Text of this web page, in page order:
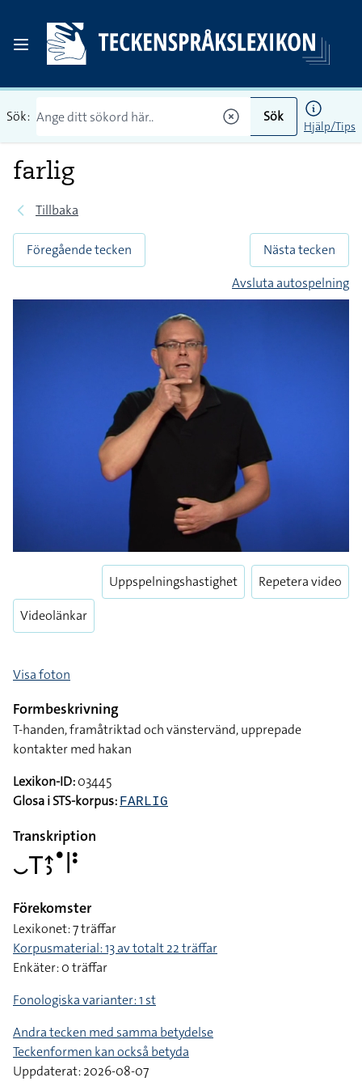
Sök: Sök
Hjälp/Tips
farlig
Tillbaka
Föregående tecken
Nästa tecken
Avsluta autospelning
Videolänkar
Uppspelningshastighet Repetera video
Visa foton
Formbeskrivning
T-handen, framåtriktad och vänstervänd, upprepade
kontakter med hakan
Lexikon-ID:03445
Glosa i STS-korpus: FARLIG
Transkription
􌤛􌥊􌤴􌤶􌤟􌥼􌥻
Förekomster
Lexikonet: 7 träffar
Korpusmaterial: 13 av totalt 22 träffar
Enkäter: 0 träffar
Fonologiska varianter: 1 st
Andra tecken med samma betydelse
Teckenformen kan också betyda
Uppdaterat: 2026-08-07